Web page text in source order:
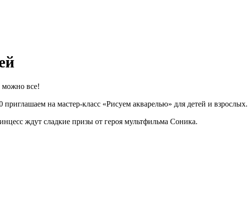
можно все!
на мастер-класс «Рисуем акварелью» для детей и
ждут сладкие призы от героя мультфильма Соника.